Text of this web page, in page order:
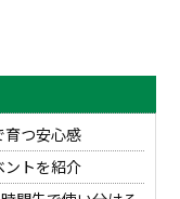
育つ安心感
ントを紹介